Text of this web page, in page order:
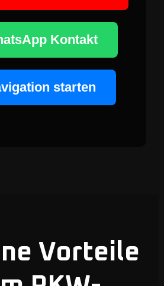
Kontakt
starten
Vorteile